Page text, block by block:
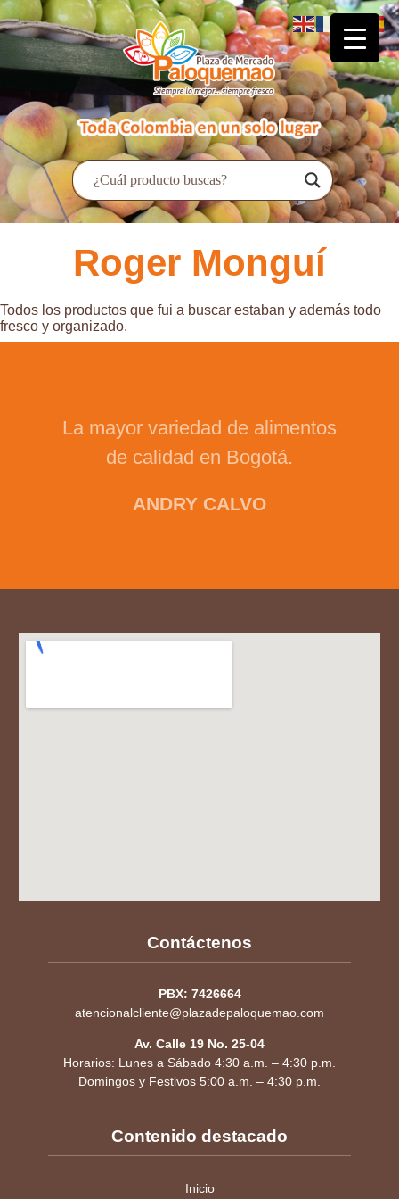
Roger Monguí
Todos los productos que fui a buscar estaban y además todo
fresco y organizado.
La mayor variedad de alimentos
de calidad en Bogotá.
ANDRY CALVO
Contáctenos
PBX: 7426664
atencionalcliente@plazadepaloquemao.com
Av. Calle 19 No. 25-04
Horarios: Lunes a Sábado 4:30 a.m. – 4:30 p.m.
Domingos y Festivos 5:00 a.m. – 4:30 p.m.
Contenido destacado
Inicio